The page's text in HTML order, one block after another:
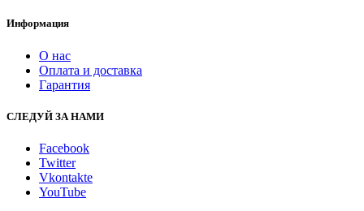
Информация
О нас
Оплата и доставка
Гарантия
СЛЕДУЙ ЗА НАМИ
Facebook
Twitter
Vkontakte
YouTube